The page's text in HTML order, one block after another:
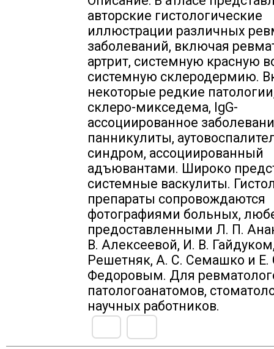
авторские гистологические
иллюстрации различных
заболеваний, включая
артрит, системную красную
системную склеродермию.
некоторые редкие
склеро-микседема, lgG-
ассоциированное
панникулиты,
синдром, ассоциированный
адъювантами. Широко
системные васкулиты.
препараты сопровождаются
фотографиями больных,
предоставленными Л. П.
В. Алексеевой, И. В.
Решетняк, А. С. Семашко и Е.
Федоровым. Для
патологоанатомов,
научных работников.